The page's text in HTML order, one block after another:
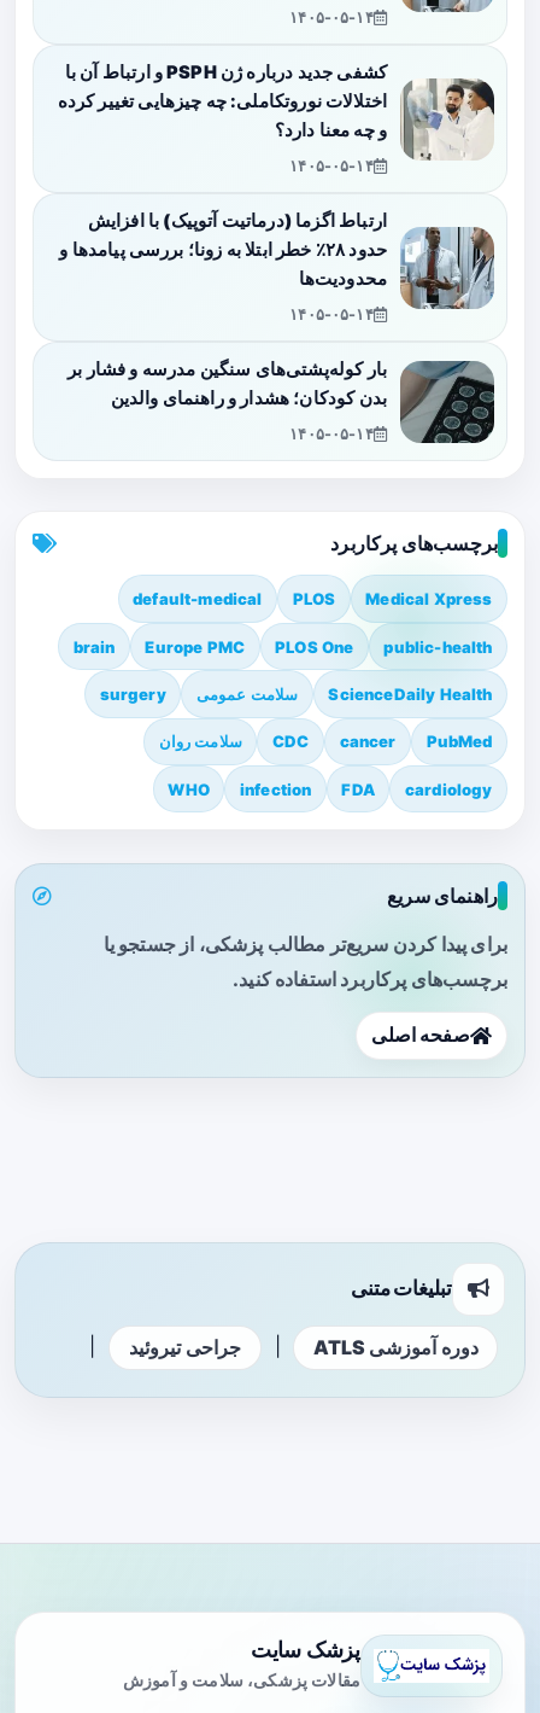
۱۴۰۵-۰۵-۱۴
کشفی جدید درباره ژن PSPH و ارتباط آن با
اختلالات نوروتکاملی: چه چیزهایی تغییر کرده
و چه معنا دارد؟
۱۴۰۵-۰۵-۱۴
ارتباط اگزما (درماتیت آتوپیک) با افزایش
حدود ۲۸٪ خطر ابتلا به زونا؛ بررسی پیامدها و
محدودیت‌ها
۱۴۰۵-۰۵-۱۴
بار کوله‌پشتی‌های سنگین مدرسه و فشار بر
بدن کودکان؛ هشدار و راهنمای والدین
۱۴۰۵-۰۵-۱۴
برچسب‌های پرکاربرد
Medical Xpress
PLOS
default-medical
public-health
PLOS One
Europe PMC
brain
ScienceDaily Health سلامت عمومی surgery
PubMed
cancer
CDC سلامت روان
cardiology
FDA
infection
WHO
راهنمای سریع
برای پیدا کردن سریع‌تر مطالب پزشکی، از جستجو یا
برچسب‌های پرکاربرد استفاده کنید.
صفحه اصلی
تبلیغات متنی
دوره آموزشی ATLS جراحی تیروئید
پزشک سایت
مقالات پزشکی، سلامت و آموزش